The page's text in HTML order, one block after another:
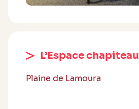
L’Espace chapiteau
Plaine de Lamoura